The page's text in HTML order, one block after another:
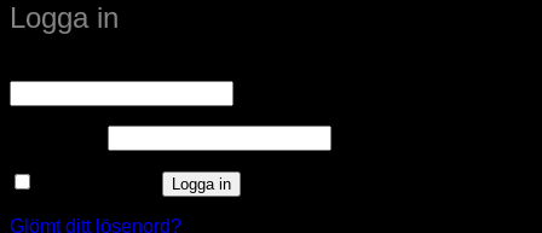
Logga in
Logga in
Glömt ditt lösenord?